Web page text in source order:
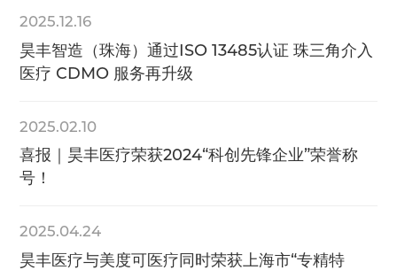
2025.12.16
昊丰智造（珠海）通过ISO 13485认证 珠三角介入
医疗 CDMO 服务再升级
2025.02.10
喜报｜昊丰医疗荣获2024“科创先锋企业”荣誉称
号！
2025.04.24
昊丰医疗与美度可医疗同时荣获上海市“专精特